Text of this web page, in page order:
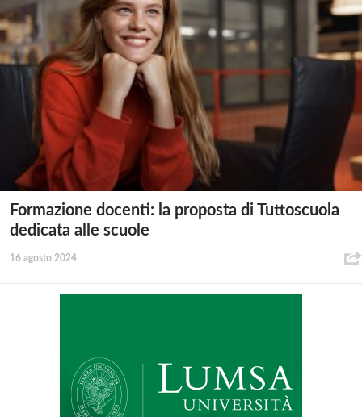
Formazione docenti: la proposta di Tuttoscuola
dedicata alle scuole
16 agosto 2024